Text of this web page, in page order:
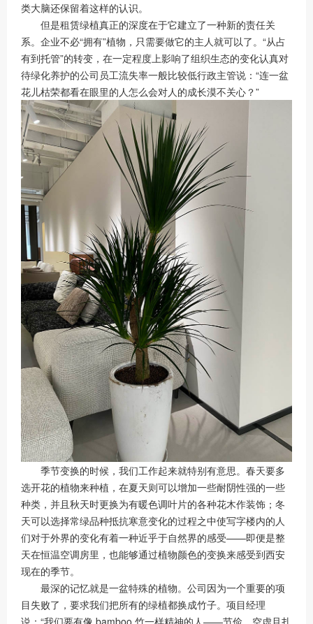
类大脑还保留着这样的认识。
但是租赁绿植真正的深度在于它建立了一种新的责任关
系。企业不必“拥有”植物，只需要做它的主人就可以了。“从占
有到托管”的转变，在一定程度上影响了组织生态的变化认真对
待绿化养护的公司员工流失率一般比较低行政主管说：“连一盆
花儿枯荣都看在眼里的人怎么会对人的成长漠不关心？”
季节变换的时候，我们工作起来就特别有意思。春天要多
选开花的植物来种植，在夏天则可以增加一些耐阴性强的一些
种类，并且秋天时更换为有暖色调叶片的各种花木作装饰；冬
天可以选择常绿品种抵抗寒意变化的过程之中使写字楼内的人
们对于外界的变化有着一种近乎于自然界的感受——即便是整
天在恒温空调房里，也能够通过植物颜色的变换来感受到西安
现在的季节。
最深的记忆就是一盆特殊的植物。公司因为一个重要的项
目失败了，要求我们把所有的绿植都换成竹子。项目经理
说：“我们要有像 bamboo 竹一样精神的人——节俭、空虚且扎